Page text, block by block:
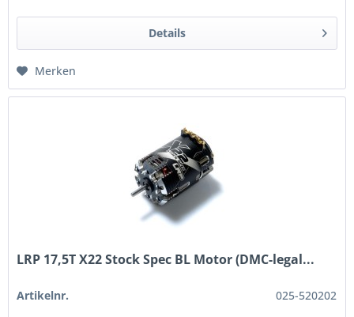
Details
Merken
LRP 17,5T X22 Stock Spec BL Motor (DMC-legal...
Artikelnr. 025-520202